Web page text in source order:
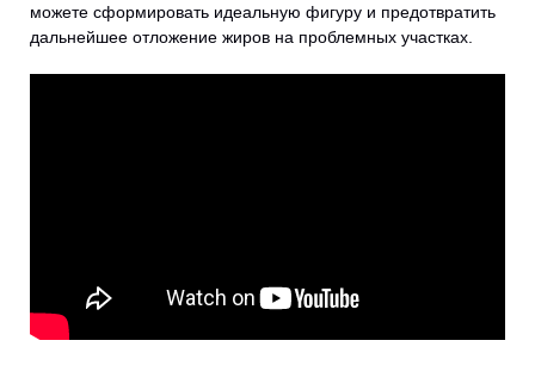
можете сформировать идеальную фигуру и предотвратить
дальнейшее отложение жиров на проблемных участках.